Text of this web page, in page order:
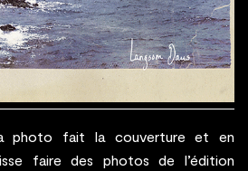
photo fait la couverture et en
faire des photos de l’édition